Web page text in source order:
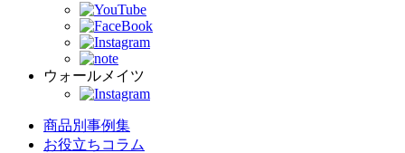
ウォールメイツ
商品別事例集
お役立ちコラム